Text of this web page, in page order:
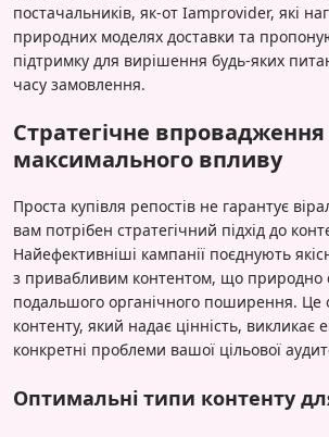
постачальників, як-от Iamprovider, які
природних моделях доставки та
підтримку для вирішення будь-яких
часу замовлення.
Стратегічне
максимального впливу
Проста купівля репостів не гарантує
вам потрібен стратегічний підхід до
Найефективніші кампанії поєднують
з привабливим контентом, що природно
подальшого органічного поширення. Це
контенту, який надає цінність, викликає
конкретні проблеми вашої цільової
Оптимальні типи контенту